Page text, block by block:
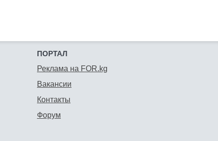
ПОРТАЛ
Реклама на FOR.kg
Вакансии
Контакты
Форум